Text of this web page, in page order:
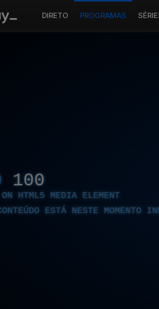
DIRETO PROGRAMAS
100
ON HTML5 MEDIA ELEMENT
ESTÁ NESTE MOMENTO